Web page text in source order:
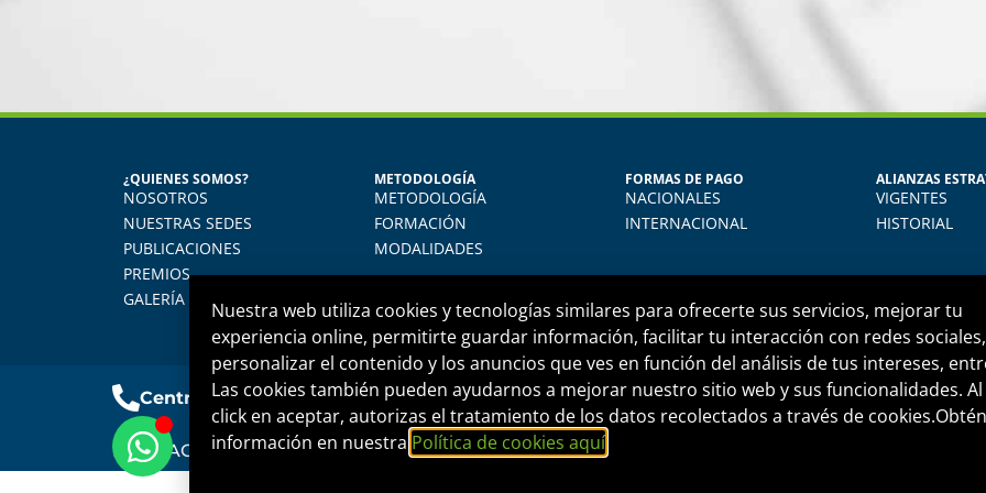
y Medicina del Trabajo
aspectos relacionados a la
el marco a la ley vigente
actualizados en
desarrollo profesional.
Egresada del Diploma en Recursos Humanos
Aprendí muchísimo. Uso todo lo aprendido en mi quehacer
diario, actualmente me desempeño como jefe de RRHH en la
empresa donde laboro.
¿QUIENES SOMOS?
NOSOTROS
NUESTRAS SEDES
PUBLICACIONES
PREMIOS
GALERÍA
METODOLOGÍA
METODOLOGÍA
FORMACIÓN
MODALIDADES
FORMAS DE PAGO
NACIONALES
INTERNACIONAL
ALIANZAS
VIGENTES
HISTORIAL
Central telefónica +51 1 500 6133 informes@fide.edu.pe Edificio T-Tower Of.
FORMACIÓN INTEGRAL Y DESARROLLO EMPRESARIAL S.A.C.
Nuestra web utiliza cookies y tecnologías similares para ofrecerte sus servicios, mejorar tu
experiencia online, permitirte guardar información, facilitar tu interacción con redes sociales,
personalizar el contenido y los anuncios que ves en función del análisis de tus intereses,
Las cookies también pueden ayudarnos a mejorar nuestro sitio web y sus funcionalidades.
click en aceptar, autorizas el tratamiento de los datos recolectados a través de
información en nuestra Política de cookies aquí